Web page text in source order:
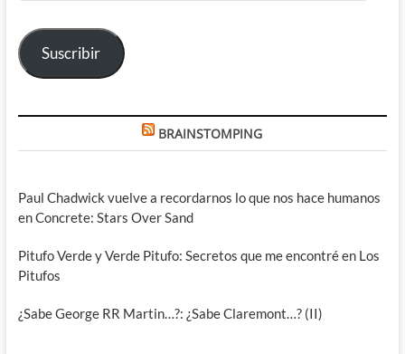
electrónico
Suscribir
BRAINSTOMPING
Paul Chadwick vuelve a recordarnos lo que nos hace humanos
en Concrete: Stars Over Sand
Pitufo Verde y Verde Pitufo: Secretos que me encontré en Los
Pitufos
¿Sabe George RR Martin…?: ¿Sabe Claremont…? (II)